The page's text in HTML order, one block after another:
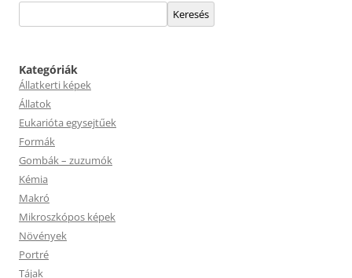
Keresés
Kategóriák
Állatkerti képek
Állatok
Eukarióta egysejtűek
Formák
Gombák – zuzumók
Kémia
Makró
Mikroszkópos képek
Növények
Portré
Tájak